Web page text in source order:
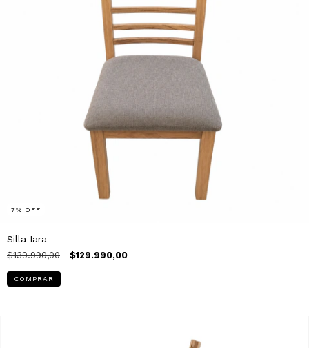
7% OFF
Silla Iara
$139.990,00 $129.990,00